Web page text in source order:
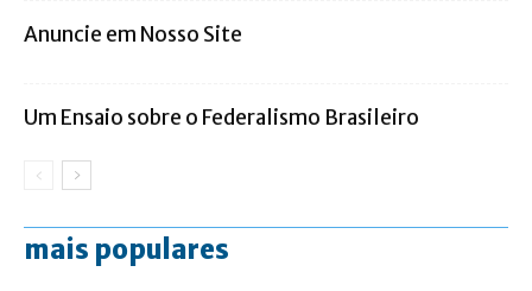
Anuncie em Nosso Site
Um Ensaio sobre o Federalismo Brasileiro
mais populares